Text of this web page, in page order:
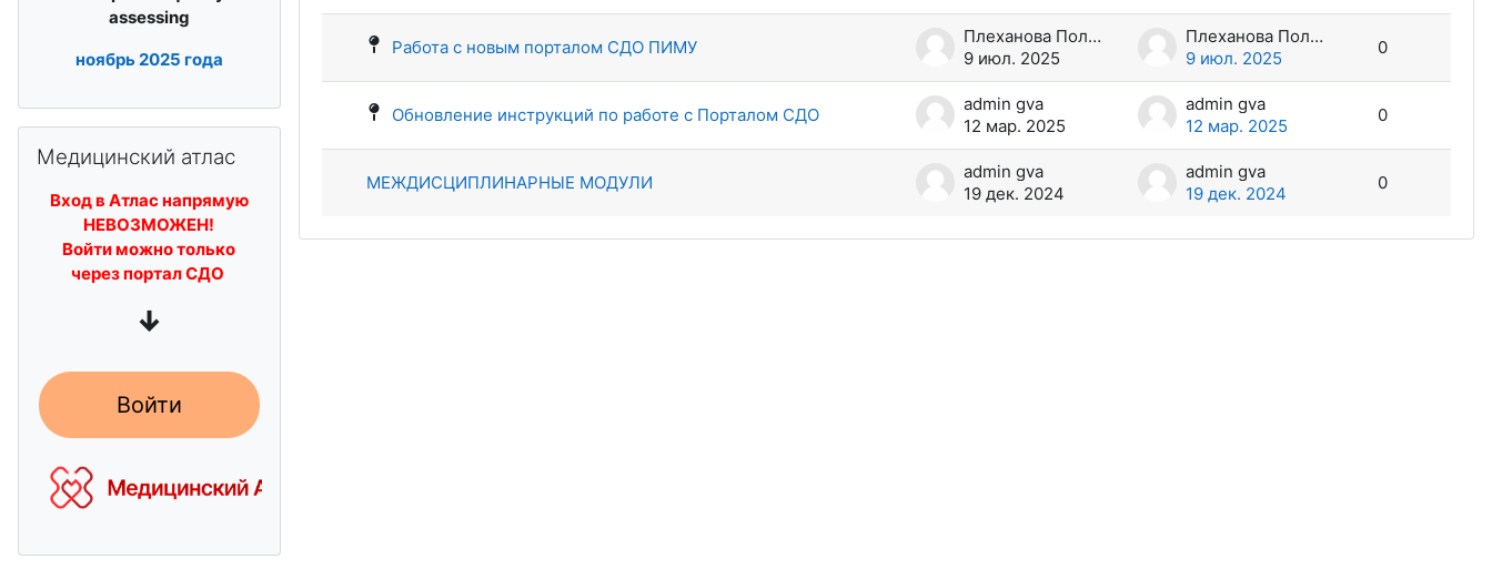
Работа с новым порталом СДО ПИМУ
Плеханова Полина Сергеевна
9 июл. 2025
Плеханова Полина Сергеевна
9 июл. 2025
0
Обновление инструкций по работе с Порталом СДО
admin gva
12 мар. 2025
admin gva
12 мар. 2025
0
МЕЖДИСЦИПЛИНАРНЫЕ МОДУЛИ
admin gva
19 дек. 2024
admin gva
19 дек. 2024
0
assessing
ноябрь2025 года
Медицинский атлас
Вход в Атлас напрямую
НЕВОЗМОЖЕН!
Войти можно только
через портал СДО
↓
Войти